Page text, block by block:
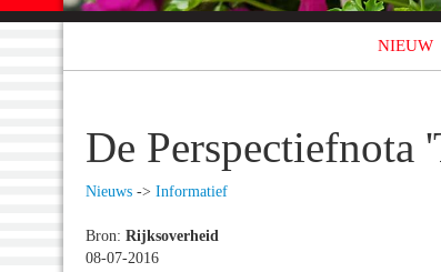
NIEUW
De Perspectiefnota
Nieuws -> Informatief
Bron: Rijksoverheid
08-07-2016